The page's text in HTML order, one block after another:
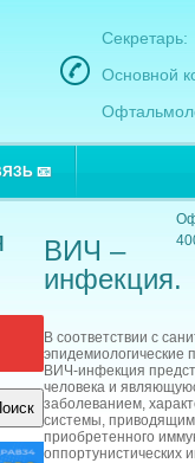
Секретарь:
Основной
📧
ВИЧ –
инфекция.
В соответствии с
эпидемиологические
ВИЧ-инфекция
человека и
заболеванием,
системы,
приобретенного
оппортунистических